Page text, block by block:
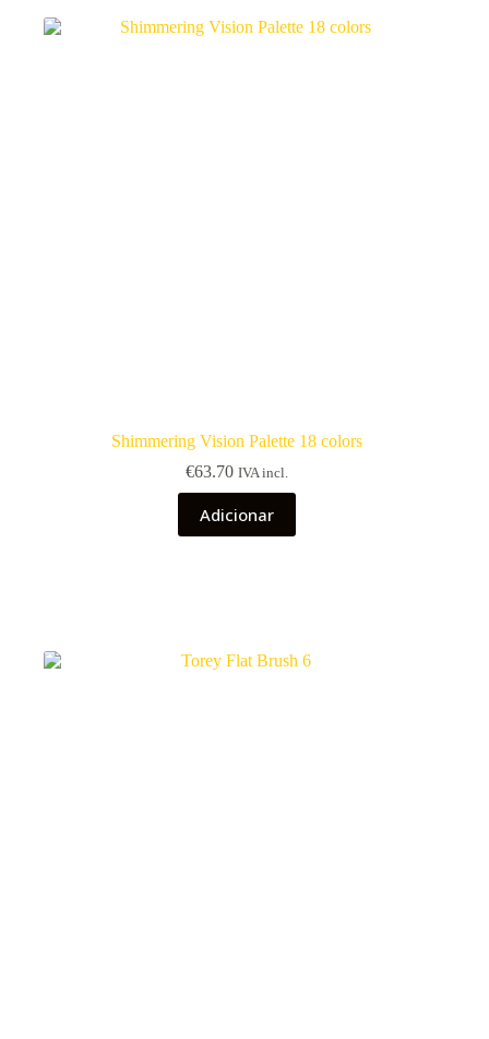
Shimmering Vision Palette 18 colors
€63.70 IVA incl.
Adicionar